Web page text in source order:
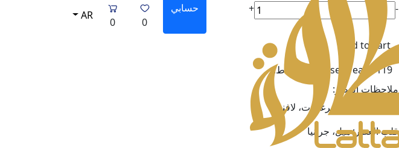
حسابي
0
0
AR
Raed
Luxe
quantity
-
+
Add to cart
Purchase & earn 119 نقاط!
ملاحظات العطر:
“إفتتاحية العطر: برغموت، لافندر
قلب العطر: هيل، جرانيا